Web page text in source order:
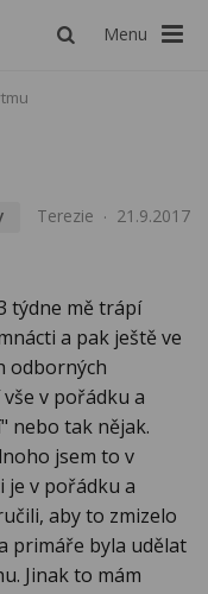
Menu
Terezie 21.9.2017
týdne mě trápí
a pak ještě ve
odborných
v pořádku a
nebo tak nějak.
jsem to v
je v pořádku a
aby to zmizelo
primáře byla udělat
Jinak to mám